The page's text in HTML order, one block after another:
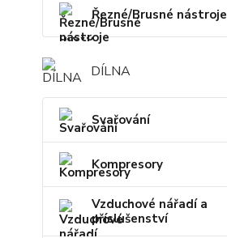
Řezné/Brusné nástroje
DÍLNA
Svařování
Kompresory
Vzduchové nářadí a
příslušenství